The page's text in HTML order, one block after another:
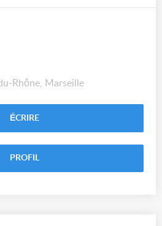
Rhône, Marseille
ÉCRIRE
PROFIL